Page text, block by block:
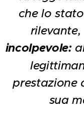
che lo
rilevante,
incolpevole:
prestazione
sua